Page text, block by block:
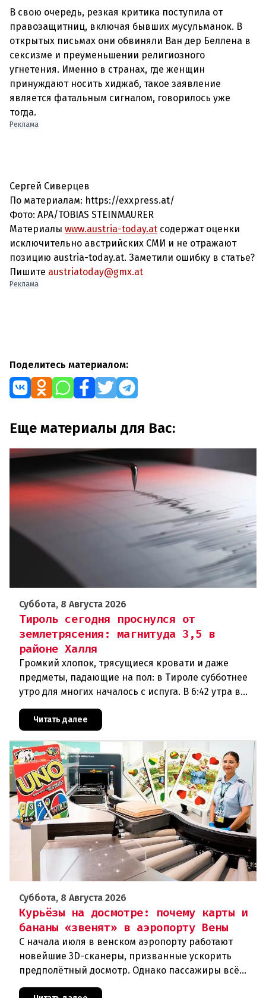
В свою очередь, резкая критика поступила от
правозащитниц, включая бывших мусульманок. В
открытых письмах они обвиняли Ван дер Беллена в
сексизме и преуменьшении религиозного
угнетения. Именно в странах, где женщин
принуждают носить хиджаб, такое заявление
является фатальным сигналом, говорилось уже
тогда.
Реклама
Сергей Сиверцев
По материалам: https://exxpress.at/
Фото: APA/TOBIAS STEINMAURER
Материалы www.austria-today.at содержат оценки
исключительно австрийских СМИ и не отражают
позицию austria-today.at. Заметили ошибку в статье?
Пишите austriatoday@gmx.at
Реклама
Поделитесь материалом:
Еще материалы для Вас:
Суббота, 8 Августа 2026
Тироль сегодня проснулся от
землетрясения: магнитуда 3,5 в
районе Халля
Громкий хлопок, трясущиеся кровати и даже
предметы, падающие на пол: в Тироле субботнее
утро для многих началось с испуга. В 6:42 утра в
сейсмологовПо данны
Читать далее
Суббота, 8 Августа 2026
Курьёзы на досмотре: почему карты и
бананы «звенят» в аэропорту Вены
С начала июля в венском аэропорту работают
новейшие 3D-сканеры, призванные ускорить
предполётный досмотр. Однако пассажиры всё